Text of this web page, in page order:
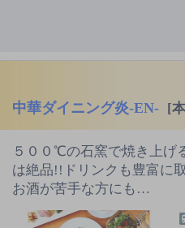
中華ダイニング炎-EN- [
５００℃の石窯で焼き上げ
は絶品!!ドリンクも豊富に
お酒が苦手な方にも…